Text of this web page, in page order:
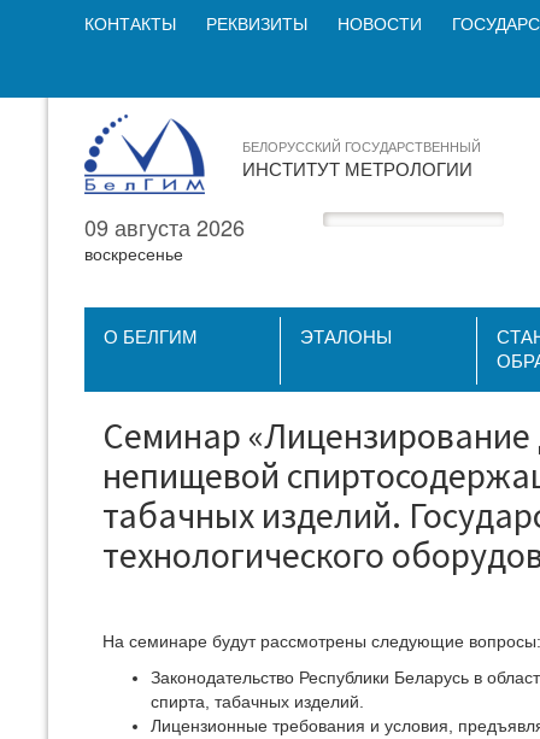
КОНТАКТЫ РЕКВИЗИТЫ НОВОСТИ
БЕЛОРУССКИЙ ГОСУДАРСТВЕННЫЙ
ИНСТИТУТ МЕТРОЛОГИИ
09 августа 2026
воскресенье
О БЕЛГИМ ЭТАЛОНЫ
Семинар «Лицензирование
непищевой
табачных изделий.
технологического
На семинаре будут рассмотрены следующие вопросы:
Законодательство Республики Беларусь в
спирта, табачных изделий.
Лицензионные требования и условия,